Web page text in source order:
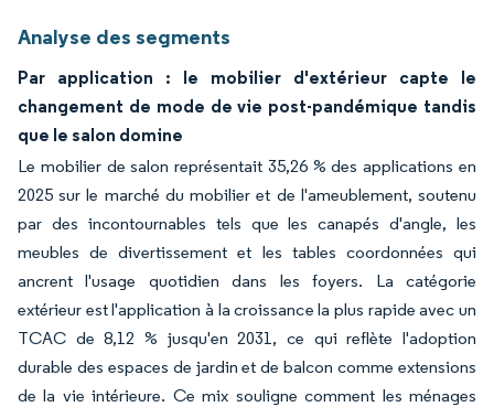
Analyse des segments
Par application : le mobilier d'extérieur capte le
changement de mode de vie post-pandémique tandis
que le salon domine
Le mobilier de salon représentait 35,26 % des applications en
2025 sur le marché du mobilier et de l'ameublement, soutenu
par des incontournables tels que les canapés d'angle, les
meubles de divertissement et les tables coordonnées qui
ancrent l'usage quotidien dans les foyers. La catégorie
extérieur est l'application à la croissance la plus rapide avec un
TCAC de 8,12 % jusqu'en 2031, ce qui reflète l'adoption
durable des espaces de jardin et de balcon comme extensions
de la vie intérieure. Ce mix souligne comment les ménages